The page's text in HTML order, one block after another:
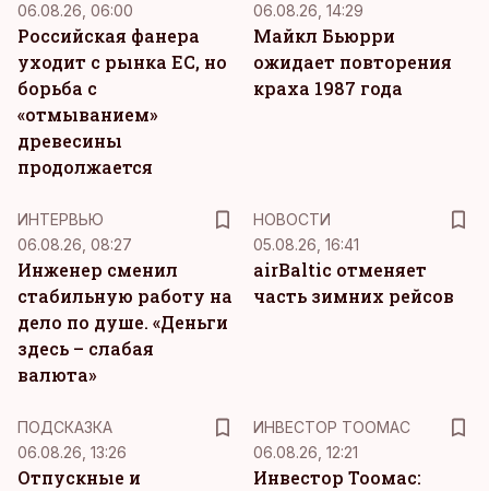
06.08.26, 06:00
Российская фанера
уходит с рынка ЕС, но
борьба с
«отмыванием»
древесины
продолжается
06.08.26, 14:29
Майкл Бьюрри
ожидает повторения
краха 1987 года
ИНТЕРВЬЮ
06.08.26, 08:27
Инженер сменил
стабильную работу на
дело по душе. «Деньги
здесь – слабая
валюта»
НОВОСТИ
05.08.26, 16:41
airBaltic отменяет
часть зимних рейсов
ПОДСКАЗКА
06.08.26, 13:26
Отпускные и
ИНВЕСТОР ТООМАС
06.08.26, 12:21
Инвестор Тоомас: